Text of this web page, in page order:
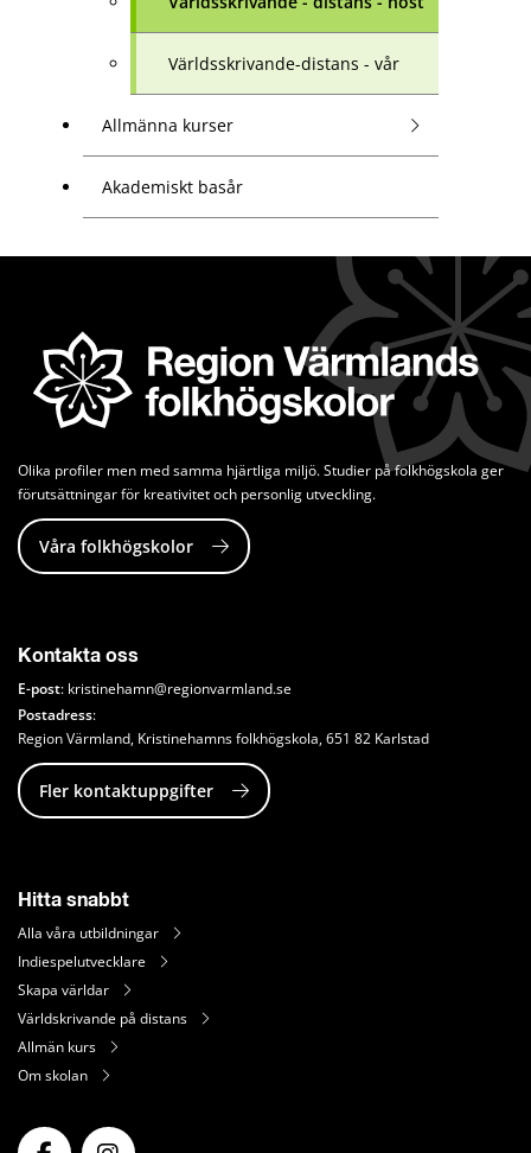
Världsskrivande-distans - vår
Allmänna kurser
Akademiskt basår
Olika profiler men med samma hjärtliga miljö. Studier på folkhögskola ger
förutsättningar för kreativitet och personlig utveckling.
Våra folkhögskolor
Kontakta oss
E-post: kristinehamn@regionvarmland.se
Postadress:
Region Värmland, Kristinehamns folkhögskola, 651 82 Karlstad
Fler kontaktuppgifter
Hitta snabbt
Alla våra utbildningar
Indiespelutvecklare
Skapa världar
Världskrivande på distans
Allmän kurs
Om skolan